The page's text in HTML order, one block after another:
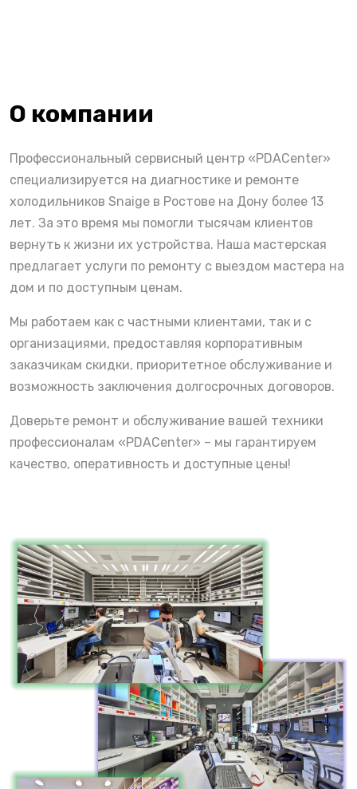
О компании
Профессиональный сервисный центр «PDACenter»
специализируется на диагностике и ремонте
холодильников Snaige в Ростове на Дону более 13
лет. За это время мы помогли тысячам клиентов
вернуть к жизни их устройства. Наша мастерская
предлагает услуги по ремонту с выездом мастера на
дом и по доступным ценам.
Мы работаем как с частными клиентами, так и с
организациями, предоставляя корпоративным
заказчикам скидки, приоритетное обслуживание и
возможность заключения долгосрочных договоров.
Доверьте ремонт и обслуживание вашей техники
профессионалам «PDACenter» – мы гарантируем
качество, оперативность и доступные цены!